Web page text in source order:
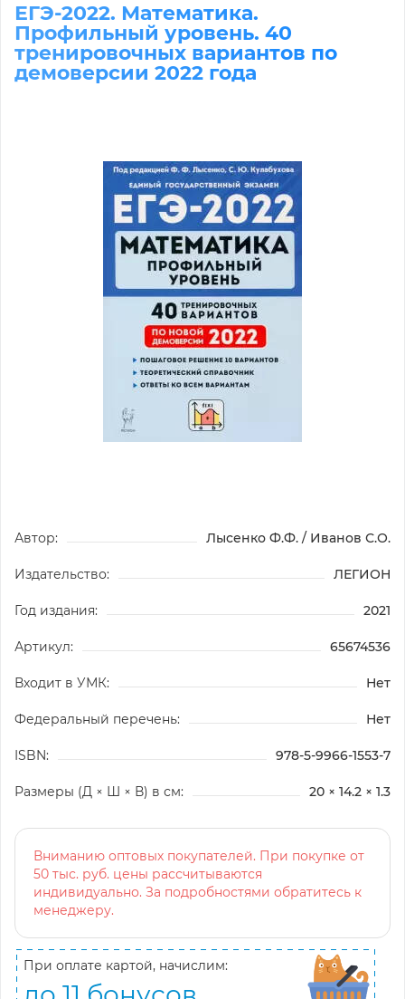
ЕГЭ-2022. Математика.
Профильный уровень. 40
тренировочных вариантов по
демоверсии 2022 года
Автор: Лысенко Ф.Ф. / Иванов С.О.
Издательство: ЛЕГИОН
Год издания: 2021
Артикул: 65674536
Входит в УМК: Нет
Федеральный перечень: Нет
ISBN: 978-5-9966-1553-7
Размеры (Д × Ш × В) в см: 20 × 14.2 × 1.3
Вниманию оптовых покупателей. При покупке от
50 тыс. руб. цены рассчитываются
индивидуально. За подробностями обратитесь к
менеджеру.
При оплате картой, начислим: